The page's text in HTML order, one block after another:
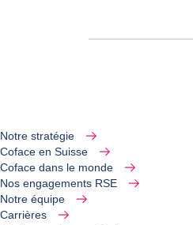
Notre stratégie
Coface en Suisse
Coface dans le monde
Nos engagements RSE
Notre équipe
Carrières